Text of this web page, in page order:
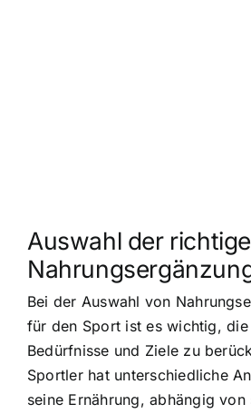
Auswahl der
Bei der Auswahl von
für den Sport ist es wichtig,
Bedürfnisse und Ziele zu
Sportler hat unterschiedliche
seine Ernährung, abhängig von